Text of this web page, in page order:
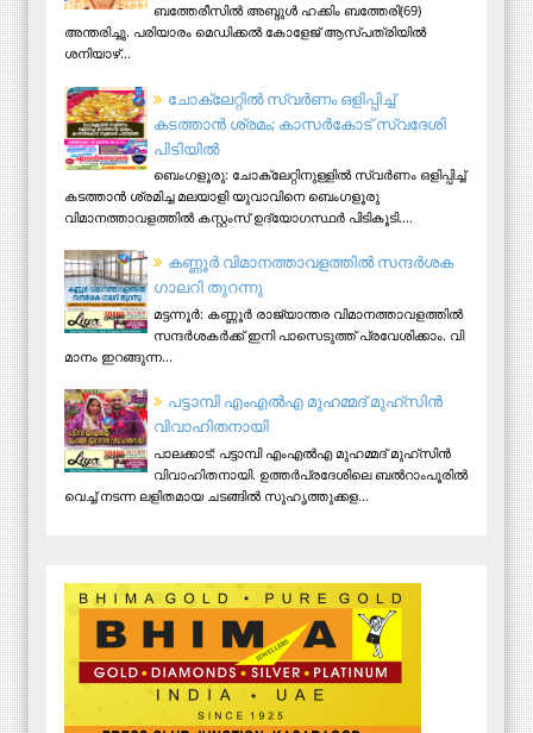
ബത്തേരീസില്‍ അബ്ദുള്‍ ഹക്കിം ബത്തേരി(69)
അന്തരിച്ചു. പരിയാരം മെഡിക്കല്‍ കോളേജ് ആസ്​പത്രിയില്‍
ശനിയാഴ്...
ചോക്ലേറ്റിൽ സ്വർണം ഒളിപ്പിച്ച്
കടത്താൻ ശ്രമം; കാസർകോട് സ്വദേശി
പിടിയില്‍
ബെംഗളൂരു: ചോക്ലേറ്റിനുള്ളിൽ സ്വർണം ഒളിപ്പിച്ച്
കടത്താൻ ശ്രമിച്ച മലയാളി യുവാവിനെ ബെംഗളൂരു
വിമാനത്താവളത്തിൽ കസ്റ്റംസ് ഉദ്യോഗസ്ഥർ പിടികൂടി....
ക​ണ്ണൂ​ർ വി​മാ​ന​ത്താ​വ​ള​ത്തി​ൽ സ​ന്ദ​ർ​ശ​ക
ഗാ​ല​റി തു​റ​ന്നു
മ​ട്ട​ന്നൂ​ർ: ക​ണ്ണൂ​ർ രാ​ജ്യാ​ന്ത​ര വി​മാ​ന​ത്താ​വ​ള​ത്തി​ൽ
സ​ന്ദ​ർ​ശ​ക​ർ​ക്ക് ഇ​നി പാ​സെ​ടു​ത്ത് പ്ര​വേ​ശി​ക്കാം. വി​
മാ​നം ഇ​റ​ങ്ങു​ന്ന...
പട്ടാമ്പി എംഎല്‍എ മുഹമ്മദ് മുഹ്‌സിന്‍
വിവാഹിതനായി
പാലക്കാട്: പട്ടാമ്പി എംഎല്‍എ മുഹമ്മദ് മുഹ്‌സിന്‍
വിവാഹിതനായി. ഉത്തര്‍പ്രദേശിലെ ബല്‍റാംപൂരില്‍
വെച്ച് നടന്ന ലളിതമായ ചടങ്ങില്‍ സുഹൃത്തുക്കള...